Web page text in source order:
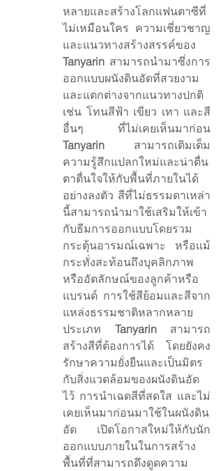
หลายและสร้างโลกแฟนตาซีที่
ไม่เหมือนใคร ความเชี่ยวชาญ
Tanyarin สามารถนำมาซึ่งการ
ออกแบบผนังดินอัดที่สวยงาม
และแตกต่างจากแนวทางปกติ
เช่น โทนสีฟ้า เขียว เทา และสี
Tanyarin สามารถเติมเต็ม
ความรู้สึกแปลกใหม่และน่าตื่น
ตาตื่นใจให้กับพื้นที่ภายในได้
อย่างลงตัว สีที่ไม่ธรรมดาเหล่า
นี้สามารถนำมาใช้เสริมให้เข้า
กับธีมการออกแบบโดยรวม
กระตุ้นอารมณ์เฉพาะ หรือแม้
กระทั่งสะท้อนถึงบุคลิกภาพ
หรืออัตลักษณ์ของลูกค้าหรือ
แบรนด์ การใช้สีย้อมและสีจาก
แหล่งธรรมชาติหลากหลาย
ประเภท Tanyarin สามารถ
สร้างสีที่ต้องการได้ โดยยังคง
รักษาความยั่งยืนและเป็นมิตร
กับสิ่งแวดล้อมของผนังดินอัด
ไว้ การนำเฉดสีที่สดใส และไม่
เคยเห็นมาก่อนมาใช้ในผนังดิน
อัด เปิดโอกาสใหม่ให้กับนัก
ออกแบบภายในในการสร้าง
พื้นที่ที่สามารถดึงดูดความ